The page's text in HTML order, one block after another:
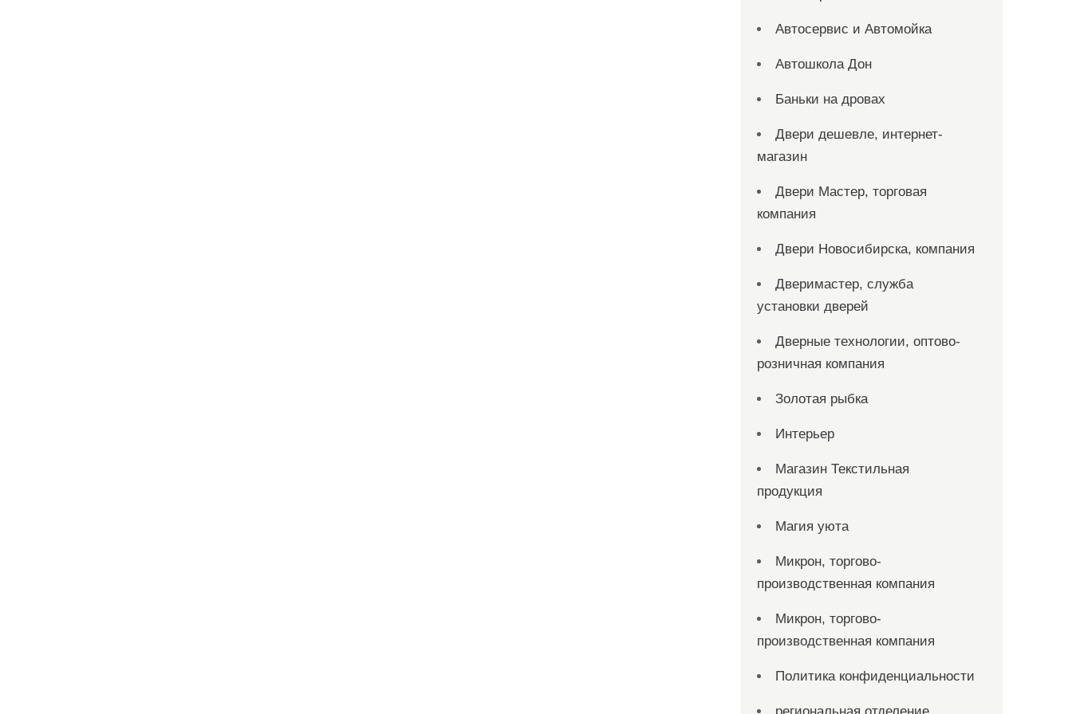
Автосервис и Автомойка
Автошкола Дон
Баньки на дровах
Двери дешевле, интернет-
магазин
Двери Мастер, торговая
компания
Двери Новосибирска, компания
Дверимастер, служба
установки дверей
Дверные технологии, оптово-
розничная компания
Золотая рыбка
Интерьер
Магазин Текстильная
продукция
Магия уюта
Микрон, торгово-
производственная компания
Микрон, торгово-
производственная компания
Политика конфиденциальности